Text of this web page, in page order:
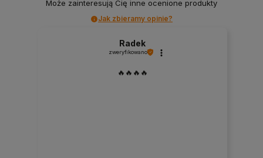
Może zainteresują Cię inne ocenione produkty
Jak zbieramy opinie?
Radek
zweryfikowano
🔥🔥🔥🔥